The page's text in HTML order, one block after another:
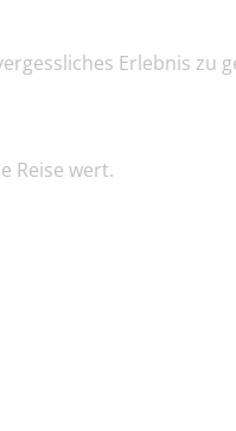
Erlebnis zu
Reise wert.